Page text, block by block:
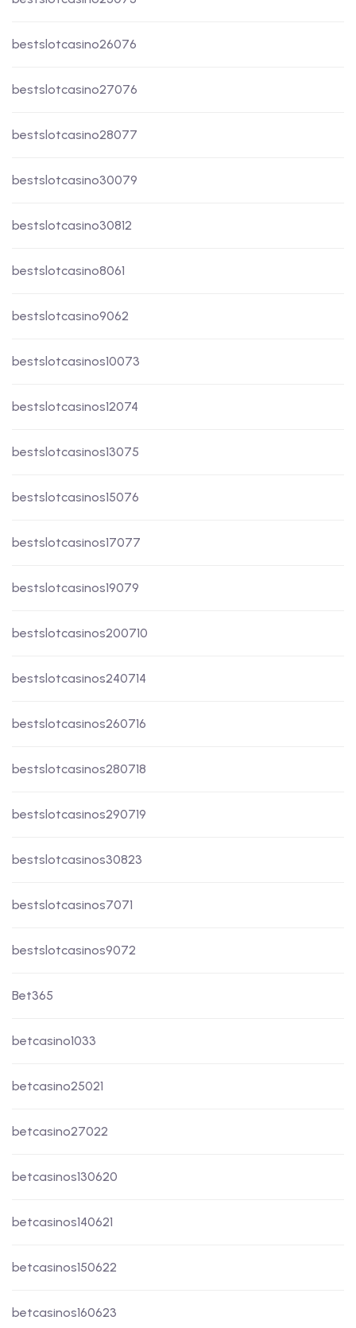
bestslotcasino26076
bestslotcasino27076
bestslotcasino28077
bestslotcasino30079
bestslotcasino30812
bestslotcasino8061
bestslotcasino9062
bestslotcasinos10073
bestslotcasinos12074
bestslotcasinos13075
bestslotcasinos15076
bestslotcasinos17077
bestslotcasinos19079
bestslotcasinos200710
bestslotcasinos240714
bestslotcasinos260716
bestslotcasinos280718
bestslotcasinos290719
bestslotcasinos30823
bestslotcasinos7071
bestslotcasinos9072
Bet365
betcasino1033
betcasino25021
betcasino27022
betcasinos130620
betcasinos140621
betcasinos150622
betcasinos160623